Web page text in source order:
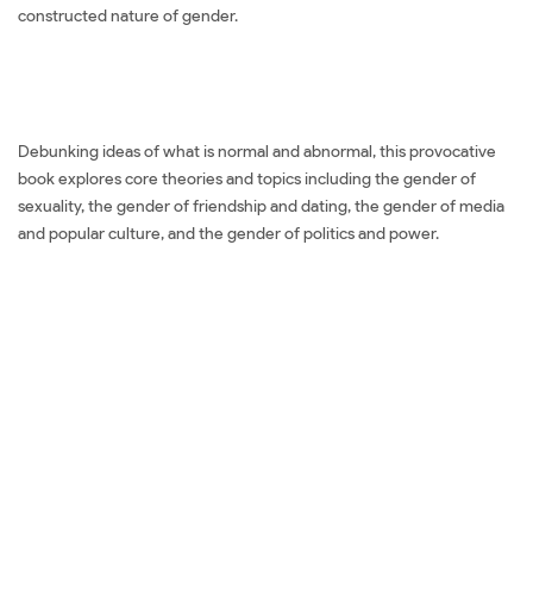
constructed nature of gender.
Debunking ideas of what is normal and abnormal, this provocative
book explores core theories and topics including the gender of
sexuality, the gender of friendship and dating, the gender of media
and popular culture, and the gender of politics and power.